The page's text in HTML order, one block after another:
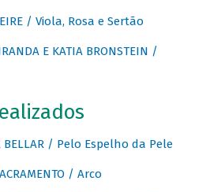
/ Viola, Rosa e Sertão
E KATIA BRONSTEIN /
BELLAR / Pelo Espelho da Pele
/ Arco